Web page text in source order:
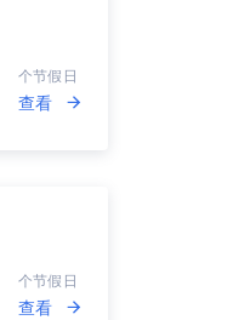
个节假日
查看
个节假日
查看